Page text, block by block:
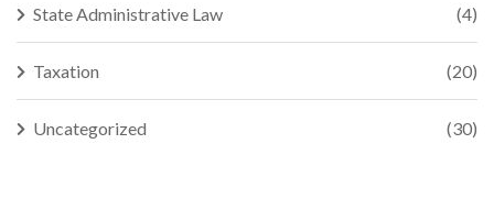
State Administrative Law (4)
Taxation (20)
Uncategorized (30)